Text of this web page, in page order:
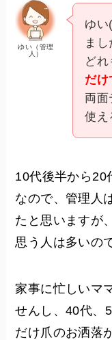
ゆい（管理
人）
ゆい
まし
どれ
だけ
両面
使え
10代後半から20
なので、管理人
たと思いますが
思う人は多いの
家事に忙しいマ
せんし、40代、
だけ爪のお洒落